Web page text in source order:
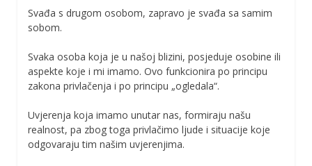
Svađa s drugom osobom, zapravo je svađa sa samim
sobom.
Svaka osoba koja je u našoj blizini, posjeduje osobine ili
aspekte koje i mi imamo. Ovo funkcionira po principu
zakona privlačenja i po principu „ogledala“.
Uvjerenja koja imamo unutar nas, formiraju našu
realnost, pa zbog toga privlačimo ljude i situacije koje
odgovaraju tim našim uvjerenjima.